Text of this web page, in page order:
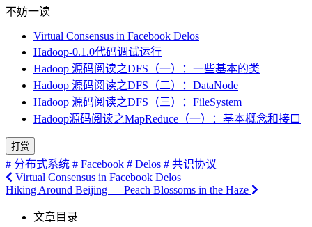
不妨一读
Virtual Consensus in Facebook Delos
Hadoop-0.1.0代码调试运行
Hadoop 源码阅读之DFS（一）：一些基本的类
Hadoop 源码阅读之DFS（二）：DataNode
Hadoop 源码阅读之DFS（三）：FileSystem
Hadoop源码阅读之MapReduce（一）：基本概念和接口
打赏
# 分布式系统 # Facebook # Delos # 共识协议
Virtual Consensus in Facebook Delos
Hiking Around Beijing — Peach Blossoms in the Haze
文章目录